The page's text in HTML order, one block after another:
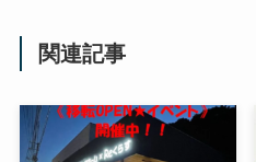
関連記事